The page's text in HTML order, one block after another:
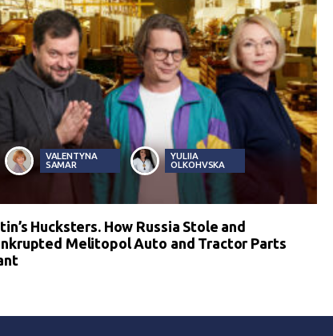
VALENTYNA
SAMAR
YULIIA
OLKOHVSKA
Hucksters. How Russia Stole and
Melitopol Auto and Tractor Parts